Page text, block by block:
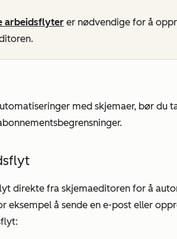
arbeidsflyter er nødvendige for å
med skjemaer, bør du
direkte fra skjemaeditoren for å
eksempel å sende en e-post eller